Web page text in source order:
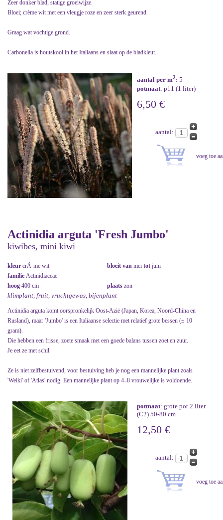
Zeer donker blad, statige groeiwijze.
Bloei; crème wit met een vleugje roze en zeer sterk geurend.
Graag wat vochtige grond.
Carbonella is houtskool in het Italiaans en slaat op de bladkleur.
aantal per m2: 5
potmaat: p11 (1 liter)
6,50 €
aantal:
Actinidia arguta 'Fresh Jumbo'
kiwibes, mini kiwi
kleur crÃ¨me wit bloeit van mei tot juni
familie Actinidiaceae
hoog 400 cm plaats zon
klimplant, fruit, vruchtgewas, bijenplant
Actinidia arguta komt oorspronkelijk Oost-Azië (Japan, Korea, Noord-China en
Rusland), maar 'Jumbo' is een Italiaanse selectie met relatief grote bessen (± 10
gram).
Die hebben een frisse, zoete smaak met een goede balans tussen zoet en zuur.
Je eet ze met schil.
Ze is niet zelfbestuivend, voor bestuiving heb je nog een mannelijke plant zoals
'Weiki' of 'Atlas' nodig. Een mannelijke plant op 4–8 vrouwelijke is voldoende.
potmaat: grote pot 2 liter
(C2) 50-80 cm
12,50 €
aantal: